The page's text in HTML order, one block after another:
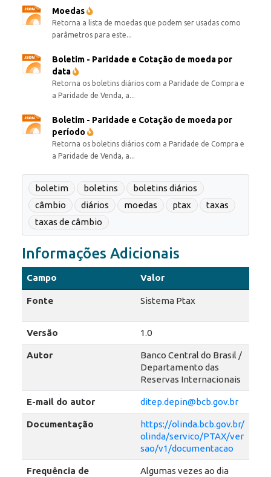
Moedas
Retorna a lista de moedas que podem ser usadas como
parâmetros para este...
Boletim - Paridade e Cotação de moeda por
data
Retorna os boletins diários com a Paridade de Compra e
a Paridade de Venda, a...
Boletim - Paridade e Cotação de moeda por
período
Retorna os boletins diários com a Paridade de Compra e
a Paridade de Venda, a...
boletim boletins
boletins diários
câmbio
diários moedas ptax
taxas
taxas de câmbio
Informações Adicionais
Campo Valor
Fonte Sistema Ptax
Versão 1.0
Autor
Banco Central do Brasil /
Departamento das
Reservas Internacionais
E-mail do autor ditep.depin@bcb.gov.br
Documentação
https://olinda.bcb.gov.br/
olinda/servico/PTAX/ver
sao/v1/documentacao
Frequência de
Algumas vezes ao dia